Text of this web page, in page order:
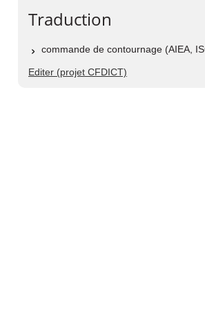
Traduction
commande de contournage (AIEA,
Editer (projet CFDICT)